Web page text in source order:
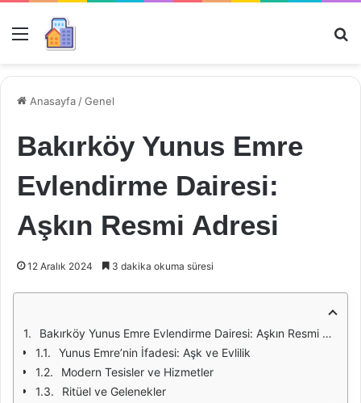
Menü
Anasayfa /Genel
Bakırköy Yunus Emre
Evlendirme Dairesi:
Aşkın Resmi Adresi
12 Aralık 2024 3 dakika okuma süresi
Bakırköy Yunus Emre Evlendirme Dairesi: Aşkın Resmi Adresi
Yunus Emre’nin İfadesi: Aşk ve Evlilik
Modern Tesisler ve Hizmetler
Ritüel ve Gelenekler